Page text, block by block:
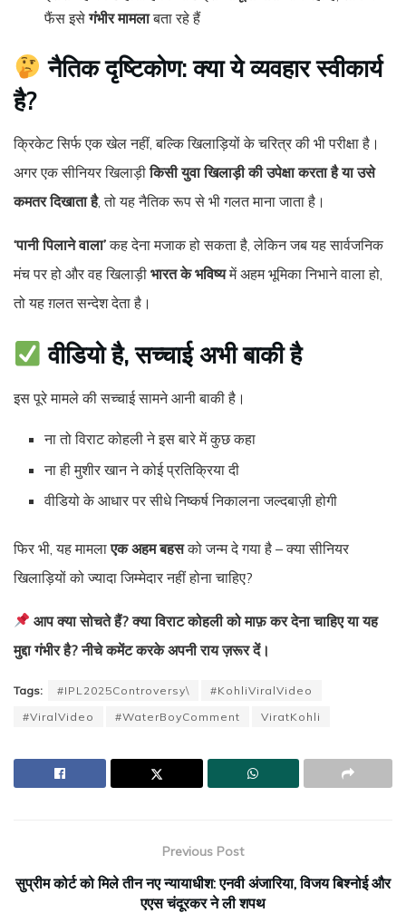
फैंस इसेगंभीर मामलाबता रहे हैं
नैतिक दृष्टिकोण: क्या ये व्यवहार स्वीकार्य
है?
क्रिकेट सिर्फ एक खेल नहीं, बल्कि खिलाड़ियों के चरित्र की भी परीक्षा है।
अगर एक सीनियर खिलाड़ीकिसी युवा खिलाड़ी की उपेक्षा करता है या उसे
कमतर दिखाता है, तो यह नैतिक रूप से भी गलत माना जाता है।
‘पानी पिलाने वाला’कह देना मजाक हो सकता है, लेकिन जब यह सार्वजनिक
मंच पर हो और वह खिलाड़ी भारत के भविष्यमें अहम भूमिका निभाने वाला हो,
तो यह ग़लत सन्देश देता है।
वीडियो है, सच्चाई अभी बाकी है
इस पूरे मामले की सच्चाई सामने आनी बाकी है।
ना तो विराट कोहली ने इस बारे में कुछ कहा
ना ही मुशीर खान ने कोई प्रतिक्रिया दी
वीडियो के आधार पर सीधे निष्कर्ष निकालना जल्दबाज़ी होगी
फिर भी, यह मामलाएक अहम बहसको जन्म दे गया है – क्या सीनियर
खिलाड़ियों को ज्यादा जिम्मेदार नहीं होना चाहिए?
आप क्या सोचते हैं? क्या विराट कोहली को माफ़ कर देना चाहिए या यह
मुद्दा गंभीर है? नीचे कमेंट करके अपनी राय ज़रूर दें।
Tags: #IPL2025Controversy\
#KohliViralVideo
#ViralVideo
#WaterBoyComment ViratKohli
Previous Post
सुप्रीम कोर्ट को मिले तीन नए न्यायाधीश: एनवी अंजारिया, विजय बिश्नोई और
एएस चंदूरकर ने ली शपथ